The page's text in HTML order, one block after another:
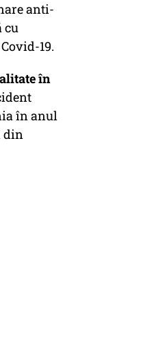
anti-
cu
19.
în
în anul
din